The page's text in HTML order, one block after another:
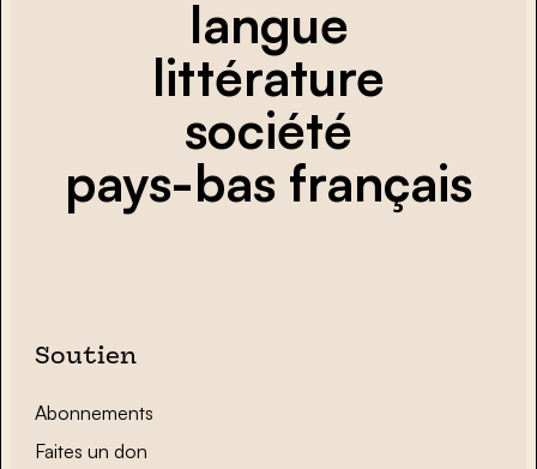
langue
littérature
société
pays-bas français
Soutien
Abonnements
Faites un don